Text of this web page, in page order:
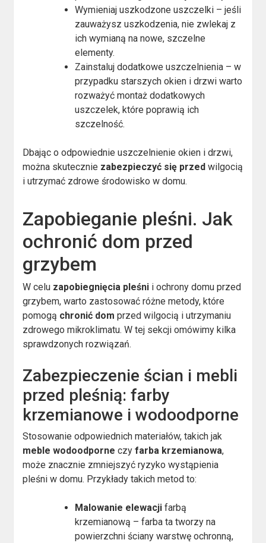
Wymieniaj uszkodzone uszczelki – jeśli
zauważysz uszkodzenia, nie zwlekaj z
ich wymianą na nowe, szczelne
elementy.
Zainstaluj dodatkowe uszczelnienia – w
przypadku starszych okien i drzwi warto
rozważyć montaż dodatkowych
uszczelek, które poprawią ich
szczelność.
Dbając o odpowiednie uszczelnienie okien i drzwi,
można skutecznie zabezpieczyć się przed wilgocią
i utrzymać zdrowe środowisko w domu.
Zapobieganie pleśni. Jak
ochronić dom przed
grzybem
W celu zapobiegnięcia pleśni i ochrony domu przed
grzybem, warto zastosować różne metody, które
pomogą chronić dom przed wilgocią i utrzymaniu
zdrowego mikroklimatu. W tej sekcji omówimy kilka
sprawdzonych rozwiązań.
Zabezpieczenie ścian i mebli
przed pleśnią: farby
krzemianowe i wodoodporne
Stosowanie odpowiednich materiałów, takich jak
meble wodoodporne czyfarba krzemianowa,
może znacznie zmniejszyć ryzyko wystąpienia
pleśni w domu. Przykłady takich metod to:
Malowanie elewacji farbą
krzemianową – farba ta tworzy na
powierzchni ściany warstwę ochronną,